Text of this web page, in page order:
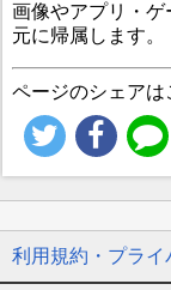
画像やアプリ・
元に帰属します。
ページのシェアは
利用規約・プライ